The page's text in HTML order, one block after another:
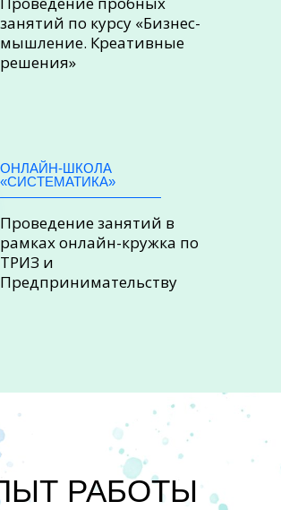
ОНЛАЙН-ШКОЛА
«СИСТЕМАТИКА»
Проведение занятий в
рамках онлайн-кружка по
ТРИЗ и
Предпринимательству
занятий по курсу «Бизнес-
мышление. Креативные
решения»
РАБОТЫ